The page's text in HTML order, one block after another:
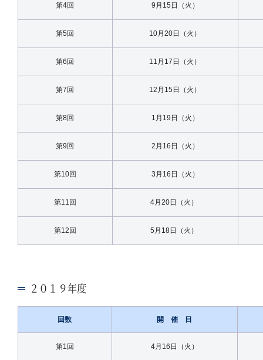
第4回 9月15日（火）
第5回 10月20日（火）
第6回 11月17日（火）
第7回 12月15日（火）
第8回 1月19日（火）
第9回 2月16日（火）
第10回 3月16日（火）
第11回 4月20日（火）
第12回 5月18日（火）
２０１９年度
回数 開 催 日
第1回 4月16日（火）